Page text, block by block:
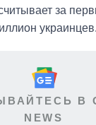
за
украинцев.
В
NEWS